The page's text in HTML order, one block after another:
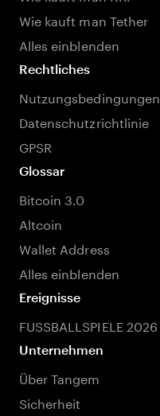
Wie kauft man Tether
Alles einblenden
Rechtliches
Nutzungsbedingungen
Datenschutzrichtlinie
GPSR
Glossar
Bitcoin 3.0
Altcoin
Wallet Address
Alles einblenden
Ereignisse
FUSSBALLSPIELE 2026
Unternehmen
Über Tangem
Sicherheit